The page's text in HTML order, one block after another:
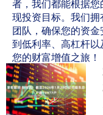
者，我们都能根据
现投资目标。我们
团队，确保您的资
到低利率、高杠杆
您的财富增值之旅！